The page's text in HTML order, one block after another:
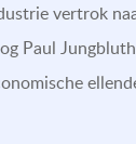
vertrok
Paul